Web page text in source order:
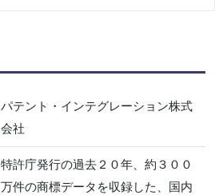
パテント・インテグレーション株式
会社
特許庁発行の過去２０年、約３００
万件の商標データを収録した、国内